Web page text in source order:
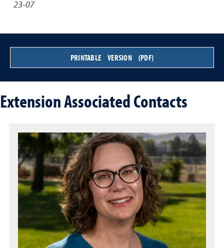
23-07
PRINTABLE VERSION (PDF)
Extension Associated Contacts